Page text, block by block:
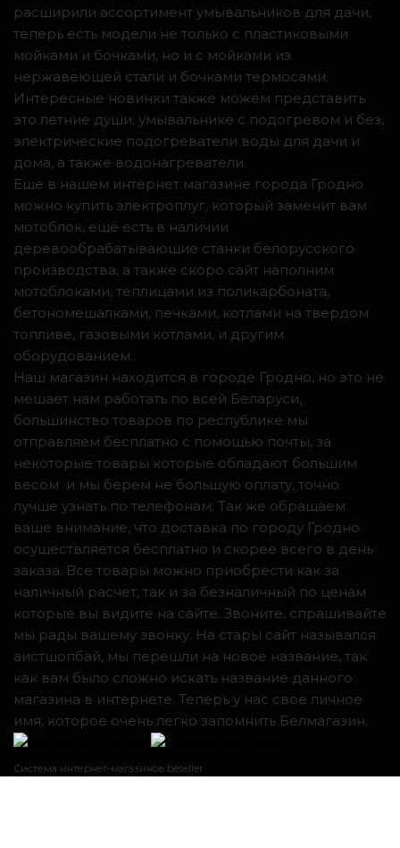
расширили ассортимент умывальников для дачи,
теперь есть модели не только с пластиковыми
мойками и бочками, но и с мойками из
нержавеющей стали и бочками термосами.
Интересные новинки также можем представить
это летние души, умывальнике с подогревом и без,
электрические подогреватели воды для дачи и
дома, а также водонагреватели.
Ещё в нашем интернет магазине города Гродно
можно купить электроплуг, который заменит вам
мотоблок, ещё есть в наличии
деревообрабатывающие станки белорусского
производства, а также скоро сайт наполним
мотоблоками, теплицами из поликарбоната,
бетономешалками, печками, котлами на твердом
топливе, газовыми котлами, и другим
оборудованием.
Наш магазин находится в городе Гродно, но это не
мешает нам работать по всей Беларуси,
большинство товаров по республике мы
отправляем бесплатно с помощью почты, за
некоторые товары которые обладают большим
весом и мы берем не большую оплату, точно
лучше узнать по телефонам. Так же обращаем
ваше внимание, что доставка по городу Гродно
осуществляется бесплатно и скорее всего в день
заказа. Все товары можно приобрести как за
наличный расчет, так и за безналичный по ценам
которые вы видите на сайте. Звоните, спрашивайте
мы рады вашему звонку. На стары сайт назывался
аистшопбай, мы перешли на новое название, так
как вам было сложно искать название данного
магазина в интернете. Теперь у нас свое личное
имя, которое очень легко запомнить Белмагазин.
Система интернет-магазинов beseller